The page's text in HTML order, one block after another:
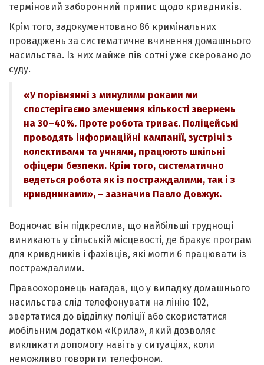
терміновий заборонний припис щодо кривдників.
Крім того, задокументовано 86 кримінальних
проваджень за систематичне вчинення домашнього
насильства. Із них майже пів сотні уже скеровано до
суду.
«У порівнянні з минулими роками ми
спостерігаємо зменшення кількості звернень
на 30–40%. Проте робота триває. Поліцейські
проводять інформаційні кампанії, зустрічі з
колективами та учнями, працюють шкільні
офіцери безпеки. Крім того, систематично
ведеться робота як із постраждалими, так і з
кривдниками», – зазначив Павло Довжук.
Водночас він підкреслив, що найбільші труднощі
виникають у сільській місцевості, де бракує програм
для кривдників і фахівців, які могли б працювати із
постраждалими.
Правоохоронець нагадав, що у випадку домашнього
насильства слід телефонувати на лінію 102,
звертатися до відділку поліції або скористатися
мобільним додатком «Крила», який дозволяє
викликати допомогу навіть у ситуаціях, коли
неможливо говорити телефоном.